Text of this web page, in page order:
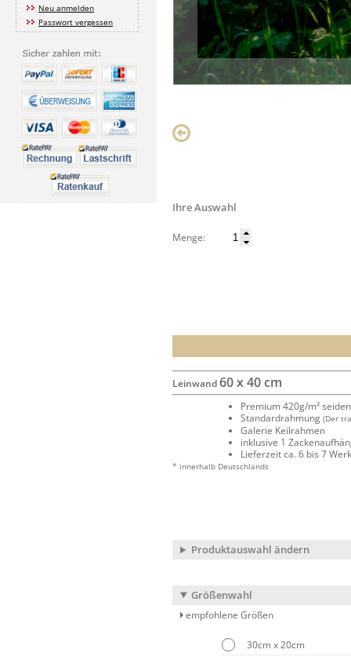
Neu anmelden
Passwort vergessen
Ihre Auswahl
Menge:
Leinwand60 x 40 cm
Premium 420g/m²
Standardrahmung (Der
Galerie Keilrahmen
inklusive 1
Lieferzeit ca. 6 bis 7
* innerhalb Deutschlands
Produktauswahl ändern
Größenwahl
empfohlene Größen
30cm x 20cm